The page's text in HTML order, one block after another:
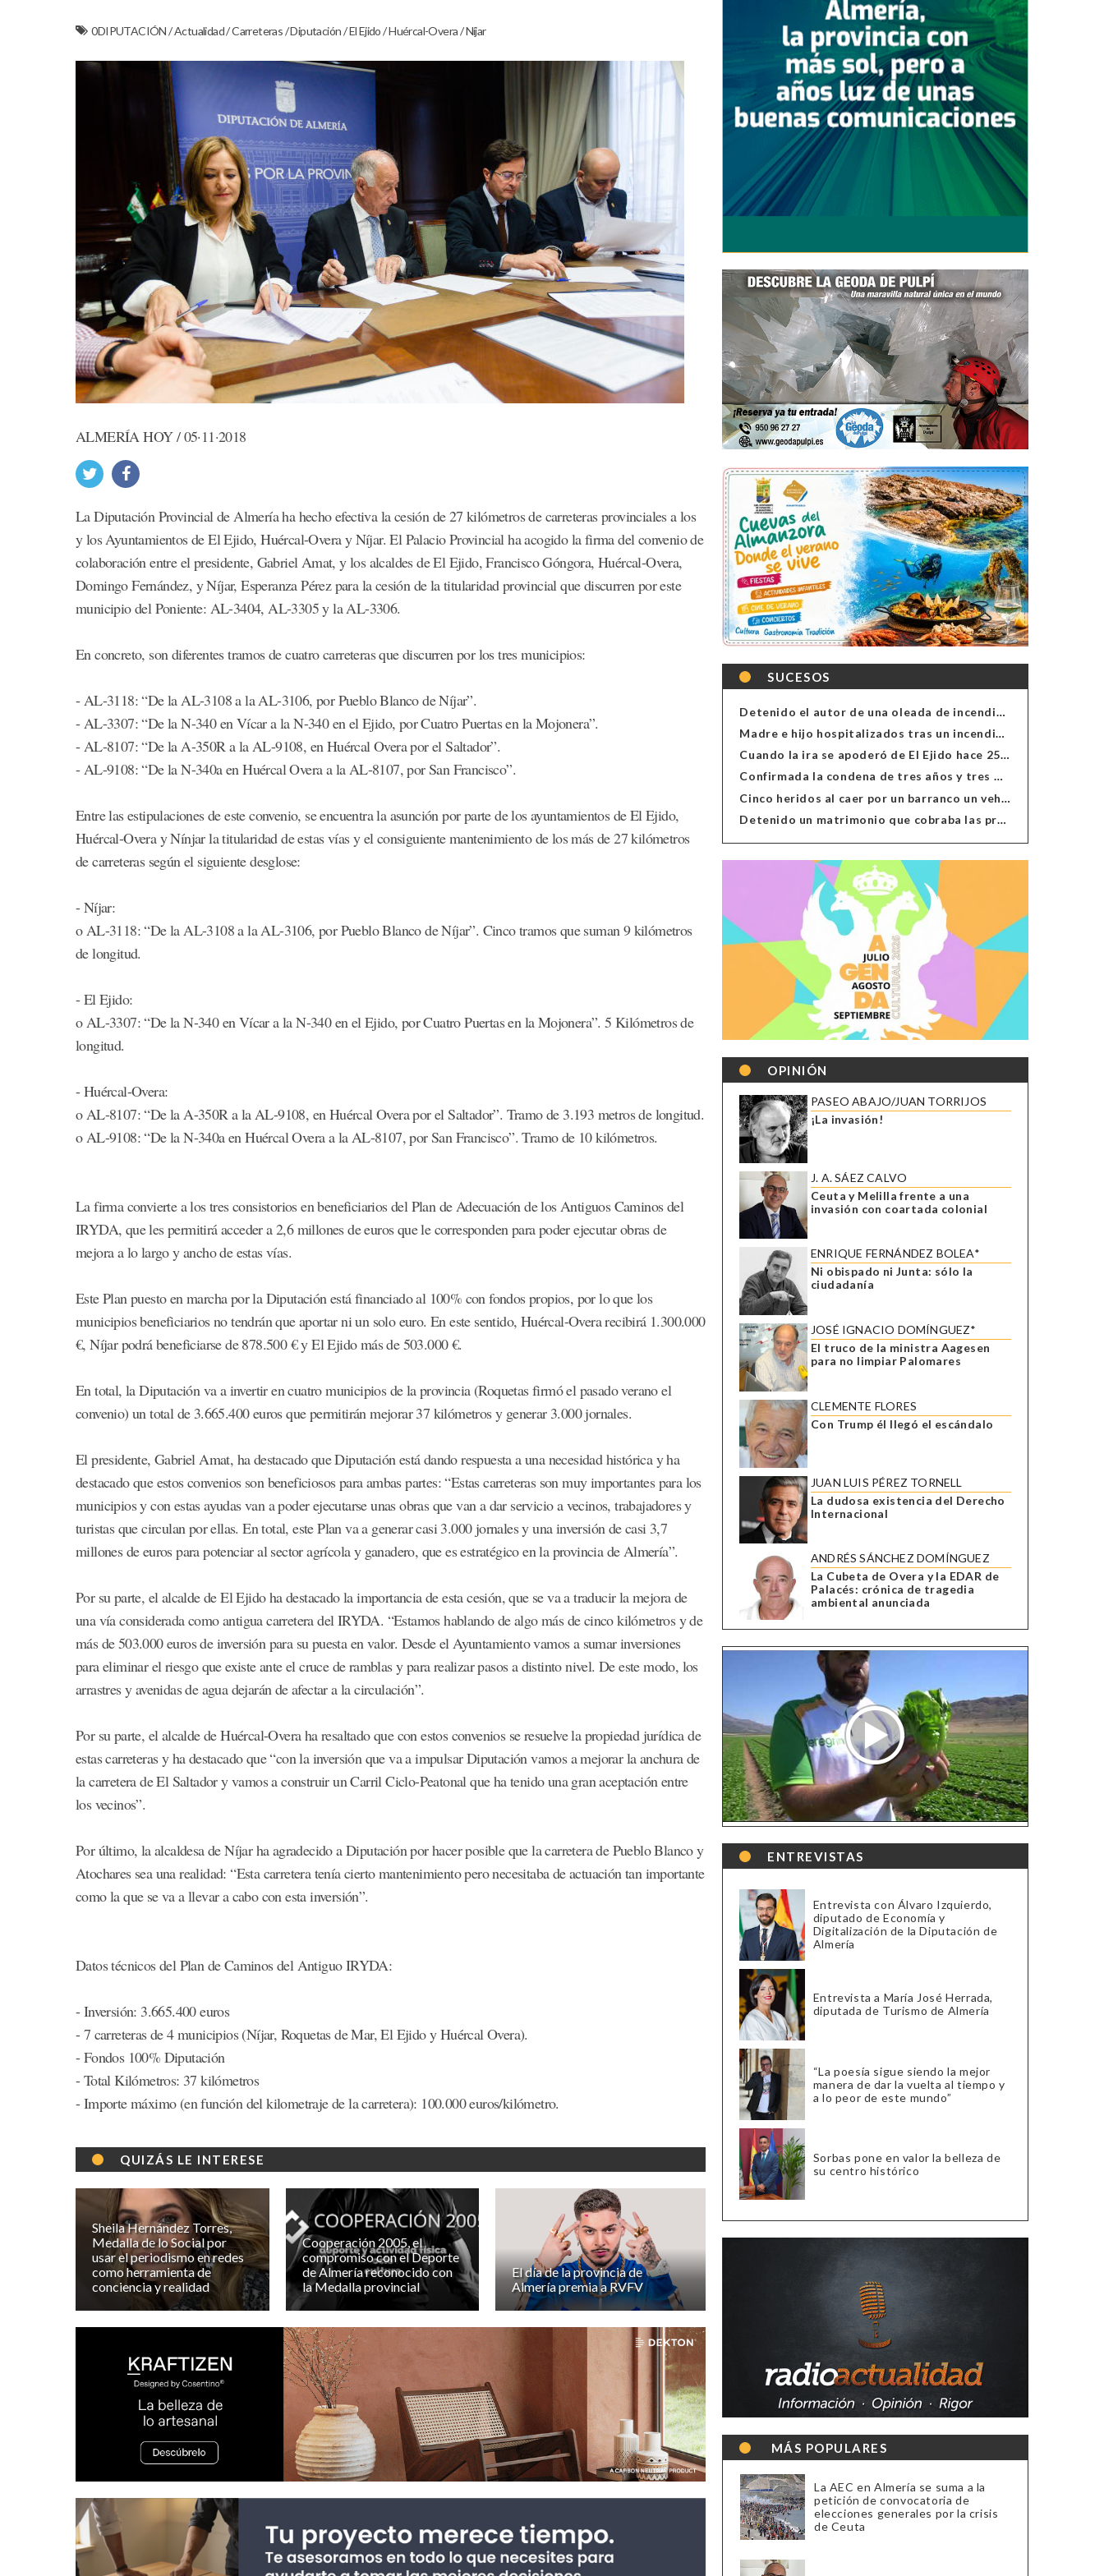
0DIPUTACIÓN/Actualidad/Carreteras/Diputación/El Ejido/Huércal-Overa/Níjar
ALMERÍA HOY / 05·11·2018
La Diputación Provincial de Almería ha hecho efectiva la cesión de 27 kilómetros de carreteras provinciales a los
y los Ayuntamientos de El Ejido, Huércal-Overa y Níjar. El Palacio Provincial ha acogido la firma del convenio de
colaboración entre el presidente, Gabriel Amat, y los alcaldes de El Ejido, Francisco Góngora, Huércal-Overa,
Domingo Fernández, y Níjar, Esperanza Pérez para la cesión de la titularidad provincial que discurren por este
municipio del Poniente: AL-3404, AL-3305 y la AL-3306.
En concreto, son diferentes tramos de cuatro carreteras que discurren por los tres municipios:
- AL-3118: “De la AL-3108 a la AL-3106, por Pueblo Blanco de Níjar”.
- AL-3307: “De la N-340 en Vícar a la N-340 en el Ejido, por Cuatro Puertas en la Mojonera”.
- AL-8107: “De la A-350R a la AL-9108, en Huércal Overa por el Saltador”.
- AL-9108: “De la N-340a en Huércal Overa a la AL-8107, por San Francisco”.
Entre las estipulaciones de este convenio, se encuentra la asunción por parte de los ayuntamientos de El Ejido,
Huércal-Overa y Nínjar la titularidad de estas vías y el consiguiente mantenimiento de los más de 27 kilómetros
de carreteras según el siguiente desglose:
- Níjar:
o AL-3118: “De la AL-3108 a la AL-3106, por Pueblo Blanco de Níjar”. Cinco tramos que suman 9 kilómetros
de longitud.
- El Ejido:
o AL-3307: “De la N-340 en Vícar a la N-340 en el Ejido, por Cuatro Puertas en la Mojonera”. 5 Kilómetros de
longitud.
- Huércal-Overa:
o AL-8107: “De la A-350R a la AL-9108, en Huércal Overa por el Saltador”. Tramo de 3.193 metros de longitud.
o AL-9108: “De la N-340a en Huércal Overa a la AL-8107, por San Francisco”. Tramo de 10 kilómetros.
La firma convierte a los tres consistorios en beneficiarios del Plan de Adecuación de los Antiguos Caminos del
IRYDA, que les permitirá acceder a 2,6 millones de euros que le corresponden para poder ejecutar obras de
mejora a lo largo y ancho de estas vías.
Este Plan puesto en marcha por la Diputación está financiado al 100% con fondos propios, por lo que los
municipios beneficiarios no tendrán que aportar ni un solo euro. En este sentido, Huércal-Overa recibirá 1.300.000
€, Níjar podrá beneficiarse de 878.500 € y El Ejido más de 503.000 €.
En total, la Diputación va a invertir en cuatro municipios de la provincia (Roquetas firmó el pasado verano el
convenio) un total de 3.665.400 euros que permitirán mejorar 37 kilómetros y generar 3.000 jornales.
El presidente, Gabriel Amat, ha destacado que Diputación está dando respuesta a una necesidad histórica y ha
destacado que estos convenios son beneficiosos para ambas partes: “Estas carreteras son muy importantes para los
municipios y con estas ayudas van a poder ejecutarse unas obras que van a dar servicio a vecinos, trabajadores y
turistas que circulan por ellas. En total, este Plan va a generar casi 3.000 jornales y una inversión de casi 3,7
millones de euros para potenciar al sector agrícola y ganadero, que es estratégico en la provincia de Almería”.
Por su parte, el alcalde de El Ejido ha destacado la importancia de esta cesión, que se va a traducir la mejora de
una vía considerada como antigua carretera del IRYDA. “Estamos hablando de algo más de cinco kilómetros y de
más de 503.000 euros de inversión para su puesta en valor. Desde el Ayuntamiento vamos a sumar inversiones
para eliminar el riesgo que existe ante el cruce de ramblas y para realizar pasos a distinto nivel. De este modo, los
arrastres y avenidas de agua dejarán de afectar a la circulación”.
Por su parte, el alcalde de Huércal-Overa ha resaltado que con estos convenios se resuelve la propiedad jurídica de
estas carreteras y ha destacado que “con la inversión que va a impulsar Diputación vamos a mejorar la anchura de
la carretera de El Saltador y vamos a construir un Carril Ciclo-Peatonal que ha tenido una gran aceptación entre
los vecinos”.
Por último, la alcaldesa de Níjar ha agradecido a Diputación por hacer posible que la carretera de Pueblo Blanco y
Atochares sea una realidad: “Esta carretera tenía cierto mantenimiento pero necesitaba de actuación tan importante
como la que se va a llevar a cabo con esta inversión”.
Datos técnicos del Plan de Caminos del Antiguo IRYDA:
- Inversión: 3.665.400 euros
- 7 carreteras de 4 municipios (Níjar, Roquetas de Mar, El Ejido y Huércal Overa).
- Fondos 100% Diputación
- Total Kilómetros: 37 kilómetros
- Importe máximo (en función del kilometraje de la carretera): 100.000 euros/kilómetro.
QUIZÁS LE INTERESE
Sheila Hernández Torres,
Medalla de lo Social por
usar el periodismo en redes
como herramienta de
conciencia y realidad
Cooperación 2005, el
compromiso con el Deporte
de Almería reconocido con
la Medalla provincial
El día de la provincia de
Almería premia a RVFV
SUCESOS
Detenido el autor de una oleada de incendios de contenedores en Almería
Madre e hijo hospitalizados tras un incendio en la cocina de una vivienda en Almería
Cuando la ira se apoderó de El Ejido hace 25 años
Confirmada la condena de tres años y tres meses al hombre de Antas acusado de xenofobia
Cinco heridos al caer por un barranco un vehículo en Alcolea
Detenido un matrimonio que cobraba las prestaciones de ilegales en Almería, Granada, Málaga, Huelva y Murcia
OPINIÓN
PASEO ABAJO/JUAN TORRIJOS
¡La invasión!
J. A. SÁEZ CALVO
Ceuta y Melilla frente a una
invasión con coartada colonial
ENRIQUE FERNÁNDEZ BOLEA*
Ni obispado ni Junta: sólo la
ciudadanía
JOSÉ IGNACIO DOMÍNGUEZ*
El truco de la ministra Aagesen
para no limpiar Palomares
CLEMENTE FLORES
Con Trump él llegó el escándalo
JUAN LUIS PÉREZ TORNELL
La dudosa existencia del Derecho
Internacional
ANDRÉS SÁNCHEZ DOMÍNGUEZ
La Cubeta de Overa y la EDAR de
Palacés: crónica de tragedia
ambiental anunciada
ENTREVISTAS
Entrevista con Álvaro Izquierdo,
diputado de Economía y
Digitalización de la Diputación de
Almería
Entrevista a María José Herrada,
diputada de Turismo de Almería
“La poesía sigue siendo la mejor
manera de dar la vuelta al tiempo y
a lo peor de este mundo”
Sorbas pone en valor la belleza de
su centro histórico
MÁS POPULARES
La AEC en Almería se suma a la
petición de convocatoria de
elecciones generales por la crisis
de Ceuta